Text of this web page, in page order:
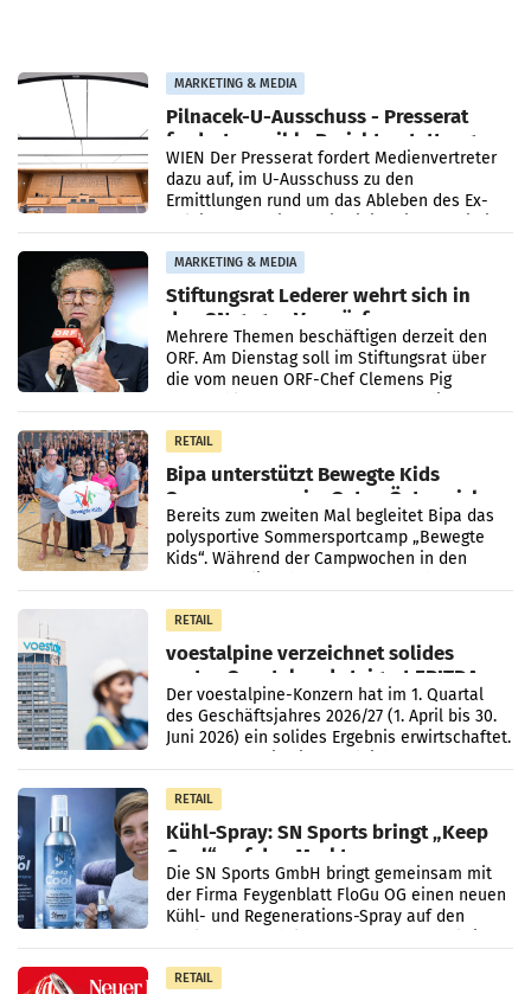
MARKETING & MEDIA
Pilnacek-U-Ausschuss - Presserat
fordert sensible Berichterstattung
WIEN Der Presserat fordert Medienvertreter
dazu auf, im U-Ausschuss zu den
Ermittlungen rund um das Ableben des Ex-
MARKETING & MEDIA
Stiftungsrat Lederer wehrt sich in
den SN gegen Vorwürfe
Mehrere Themen beschäftigen derzeit den
ORF. Am Dienstag soll im Stiftungsrat über
die vom neuen ORF-Chef Clemens Pig
RETAIL
Bipa unterstützt Bewegte Kids
Sommercamps im Osten Österreichs
Bereits zum zweiten Mal begleitet Bipa das
polysportive Sommersportcamp „Bewegte
Kids“. Während der Campwochen in den
RETAIL
voestalpine verzeichnet solides
erstes Quartal und steigert EBITDA
Der voestalpine-Konzern hat im 1. Quartal
des Geschäftsjahres 2026/27 (1. April bis 30.
Juni 2026) ein solides Ergebnis erwirtschaftet.
RETAIL
Kühl-Spray: SN Sports bringt „Keep
Cool“ auf den Markt
Die SN Sports GmbH bringt gemeinsam mit
der Firma Feygenblatt FloGu OG einen neuen
Kühl- und Regenerations-Spray auf den
RETAIL